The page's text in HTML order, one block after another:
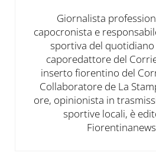
Giornalista
capocronista e
sportiva del quotidiano
caporedattore del
inserto fiorentino del
Collaboratore de La
ore, opinionista in
sportive locali, è